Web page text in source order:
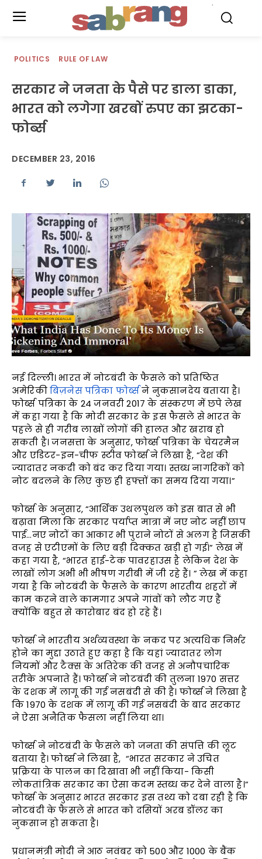
POLITICS RULE OF LAW
सरकार ने जनता के पैसे पर डाला डाका,
भारत को लगेगा खरबों रुपए का झटका-
फोर्ब्स
DECEMBER 23, 2016
नई दिल्ली। भारत में नोटबंदी के फैसले को प्रतिष्ठित
अमेरिकीबिज़नेस पत्रिका फोर्ब्सने नुकसानदेय बताया है।
फोर्ब्स पत्रिका के 24 जनवरी 2017 के संस्करण में छपे लेख
में कहा गया है कि मोदी सरकार के इस फैसले से भारत के
पहले से ही गरीब लाखों लोगों की हालत और खराब हो
सकती है। जनसत्ता के अनुसार, फोर्ब्स पत्रिका के चेयरमैन
और एडिटर-इन-चीफ स्टीव फोर्ब्स ने लिखा है, “देश की
ज्यादातर नकदी को बंद कर दिया गया। स्तब्ध नागरिकों को
नोट बदलने के लिए कुछ ही हफ्तों का समय दिया गया।”
फोर्ब्स के अनुसार, “आर्थिक उथलपुथल को इस बात से भी
बढ़ावा मिला कि सरकार पर्याप्त मात्रा में नए नोट नहीं छाप
पाई…नए नोटों का आकार भी पुराने नोटों से अलग है जिसकी
वजह से एटीएमों के लिए बड़ी दिक्कत खड़ी हो गई।” लेख में
कहा गया है, “भारत हाई-टेक पावरहाउस है लेकिन देश के
लाखों लोग अभी भी भीषण गरीबी में जी रहे हैं। ” लेख में कहा
गया है कि नोटबंदी के फैसले के कारण भारतीय शहरों में
काम करने वाले कामगार अपने गांवों को लौट गए हैं
क्योंकि बहुत से कारोबार बंद हो रहे हैं।
फोर्ब्स ने भारतीय अर्थव्यवस्था के नकद पर अत्यधिक निर्भर
होने का मुद्दा उठाते हुए कहा है कि यहां ज्यादातर लोग
नियमों और टैक्स के अतिरेक की वजह से अनौपचारिक
तरीके अपनाते हैं। फोर्ब्स ने नोटबंदी की तुलना 1970 सत्तर
के दशक में लागू की गई नसबंदी से की है। फोर्ब्स ने लिखा है
कि 1970 के दशक में लागू की गई नसबंदी के बाद सरकार
ने ऐसा अनैतिक फैसला नहीं लिया था।
फोर्ब्स ने नोटबंदी के फैसले को जनता की संपत्ति की लूट
बताया है। फोर्ब्स ने लिखा है, “भारत सरकार ने उचित
प्रक्रिया के पालन का दिखावा भी नहीं किया- किसी
लोकतांत्रिक सरकार का ऐसा कदम स्तब्ध कर देने वाला है।”
फोर्ब्स के अनुसार भारत सरकार इस तथ्य को दबा रही है कि
नोटबंदी के फैसले से भारत को दसियों अरब डॉलर का
नुकसान हो सकता है।
प्रधानमंत्री मोदी ने आठ नवंबर को 500 और 1000 के बैंक